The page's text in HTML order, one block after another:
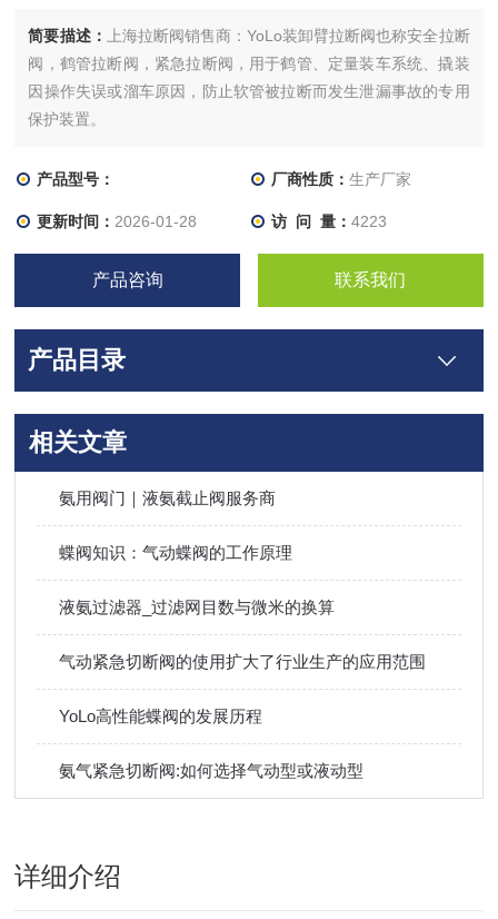
简要描述：
上海拉断阀销售商：YoLo装卸臂拉断阀也称安全拉断
阀，鹤管拉断阀，紧急拉断阀，用于鹤管、定量装车系统、撬装
因操作失误或溜车原因，防止软管被拉断而发生泄漏事故的专用
保护装置。
产品型号： 厂商性质： 生产厂家
更新时间： 2026-01-28 访 问 量： 4223
产品咨询 联系我们
产品目录
相关文章
氨用阀门｜液氨截止阀服务商
蝶阀知识：气动蝶阀的工作原理
液氨过滤器_过滤网目数与微米的换算
气动紧急切断阀的使用扩大了行业生产的应用范围
YoLo高性能蝶阀的发展历程
氨气紧急切断阀:如何选择气动型或液动型
详细介绍